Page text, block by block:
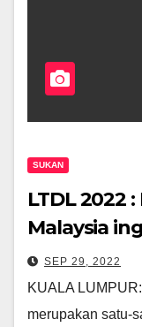
SUKAN
LTDL 2022
Malaysia
SEP 29, 2022
KUALA
merupakan satu-